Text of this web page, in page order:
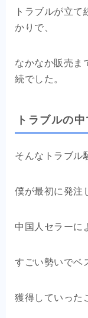
トラブルが立て
かりで、
なかなか販売ま
続でした。
トラブルの
そんなトラブル
僕が最初に発注
中国人セラーに
すごい勢いでベ
獲得していった